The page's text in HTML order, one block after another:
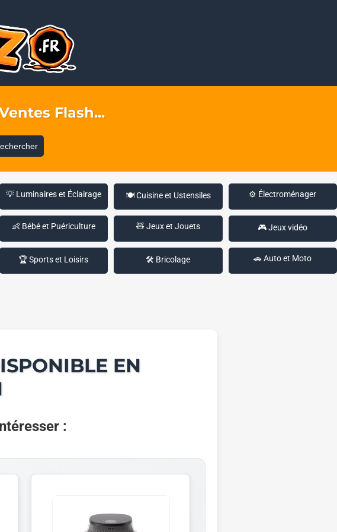
Flash...
💡 Luminaires et Éclairage 🍽️ Cuisine et Ustensiles ⚙️ Électroménager
👶 Bébé et Puériculture 🧸 Jeux et Jouets 🎮 Jeux vidéo
🏆 Sports et Loisirs 🛠️ Bricolage 🚗 Auto et Moto
EN
: